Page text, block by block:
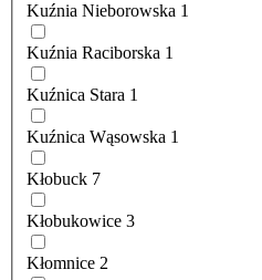
Kuźnia Nieborowska 1
Kuźnia Raciborska 1
Kuźnica Stara 1
Kuźnica Wąsowska 1
Kłobuck 7
Kłobukowice 3
Kłomnice 2